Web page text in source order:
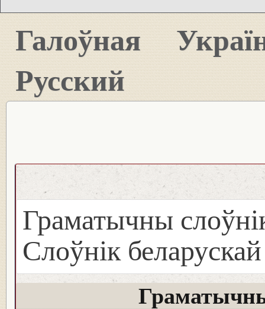
Галоўная
Русский
Граматычны
Слоўнік